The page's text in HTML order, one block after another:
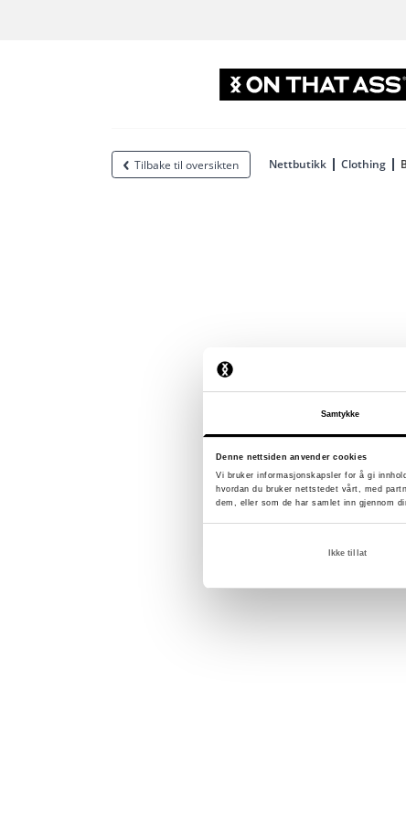
Samtykke
Denne nettsiden anvender cookies
Vi bruker informasjonskapsler for å gi
hvordan du bruker nettstedet vårt, med
dem, eller som de har samlet inn gjennom
Ikke tillat
Tilbake til oversikten Nettbutikk Clothing